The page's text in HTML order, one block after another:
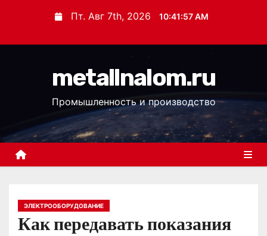
с
Пт. Авг 7th, 2026 10:41:58 AM
metallnalom.ru
Промышленность и производство
ЭЛЕКТРООБОРУДОВАНИЕ
Как передавать показания